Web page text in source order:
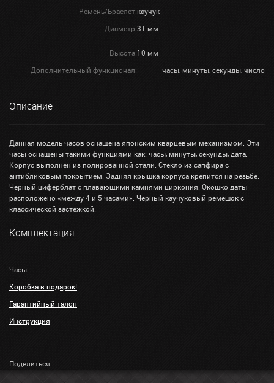
Ремень/Браслет:каучук
Диаметр:31 мм
Высота:10 мм
Дополнительный функционал:
часы, минуты, секунды, число
Описание
Данная модель часов оснащена японским кварцевым механизмом. Эти
часы оснащены такими функциями как: часы, минуты, секунды, дата.
Корпус выполнен из полированной стали. Стекло из сапфира с
антибликовым покрытием. Задняя крышка корпуса крепится на резьбе.
Чёрный циферблат с плавающими камнями циркония. Окошко даты
расположено «между 4 и 5 часами». Чёрный каучуковый ремешок с
классической застёжкой.
Комплектация
Часы
Коробка в подарок!
Гарантийный талон
Инструкция
Поделиться: